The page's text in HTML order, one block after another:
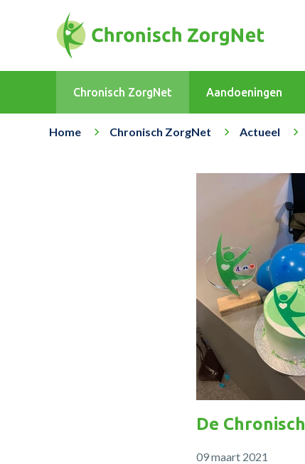
Chronisch ZorgNet Aandoeningen
Home Chronisch ZorgNet Actueel
De
09 maart 2021